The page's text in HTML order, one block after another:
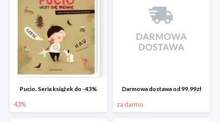
Pucio. Seria książek do -43%
43%
Darmowa dostawa od 99,99zł
za darmo